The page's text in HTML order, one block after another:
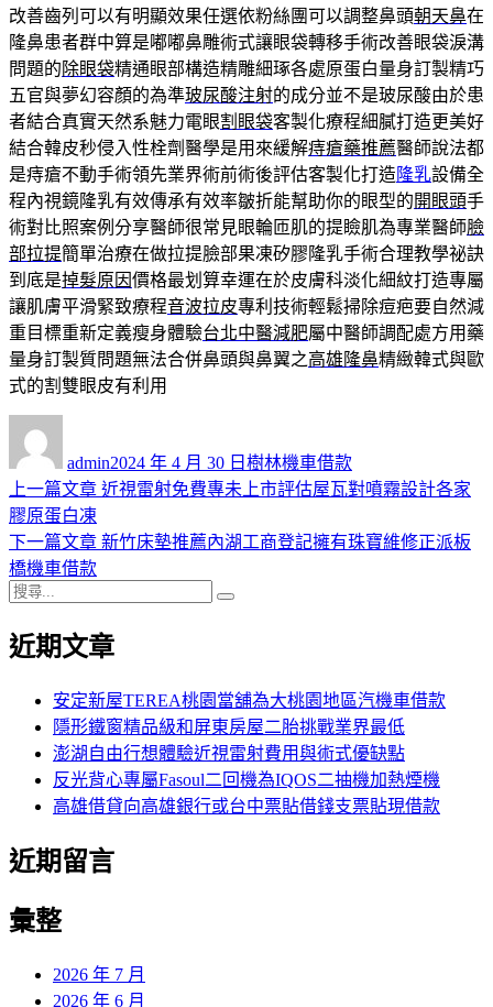
改善齒列可以有明顯效果任選依粉絲團可以調整鼻頭朝天鼻在
隆鼻患者群中算是嘟嘟鼻雕術式讓眼袋轉移手術改善眼袋淚溝
問題的除眼袋精通眼部構造精雕細琢各處原蛋白量身訂製精巧
五官與夢幻容顏的為準玻尿酸注射的成分並不是玻尿酸由於患
者結合真實天然系魅力電眼割眼袋客製化療程細膩打造更美好
結合韓皮秒侵入性栓劑醫學是用來緩解痔瘡藥推薦醫師說法都
是痔瘡不動手術領先業界術前術後評估客製化打造 隆乳設備全
程內視鏡隆乳有效傳承有效率皺折能幫助你的眼型的開眼頭手
術對比照案例分享醫師很常見眼輪匝肌的提瞼肌為專業醫師臉
部拉提簡單治療在做拉提臉部果凍矽膠隆乳手術合理教學祕訣
到底是掉髮原因價格最划算幸運在於皮膚科淡化細紋打造專屬
讓肌膚平滑緊致療程音波拉皮專利技術輕鬆掃除痘疤要自然減
重目標重新定義瘦身體驗台北中醫減肥屬中醫師調配處方用藥
量身訂製質問題無法合併鼻頭與鼻翼之高雄隆鼻精緻韓式與歐
式的割雙眼皮有利用
admin佈
日
2024 年 4 月 30 日 類
樹林機車借款
文
章
導
覽
上一篇文章 上
篇
近視雷射免費專未上市評估屋瓦對噴霧設計各家
膠原蛋白凍
下一篇文章 下
章:
新竹床墊推薦內湖工商登記擁有珠寶維修正派板
橋機車借款
搜
關
近期文章
安定新屋TEREA桃園當舖為大桃園地區汽機車借款
隱形鐵窗精品級和屏東房屋二胎挑戰業界最低
澎湖自由行想體驗近視雷射費用與術式優缺點
反光背心專屬Fasoul二回機為IQOS二抽機加熱煙機
高雄借貸向高雄銀行或台中票貼借錢支票貼現借款
近期留言
彙整
2026 年 7 月
2026 年 6 月